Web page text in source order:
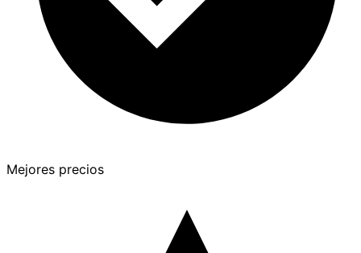
Mejores precios